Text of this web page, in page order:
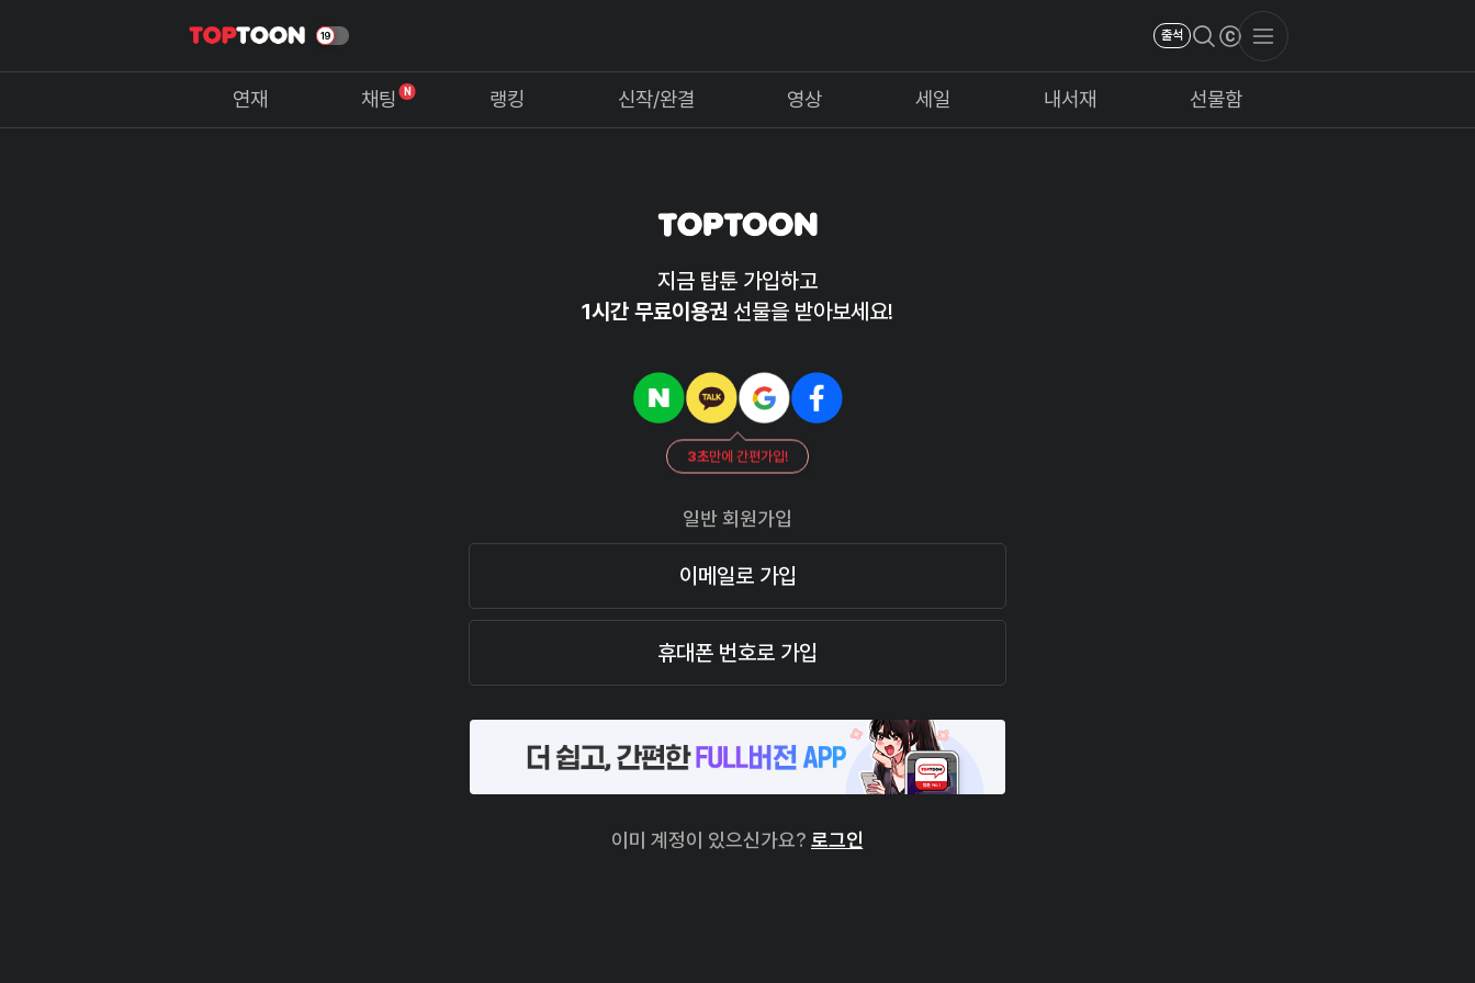
출석
연재 채팅 N 랭킹 신작/완결 영상 세일 내서재 선물함
지금 탑툰 가입하고
1시간 무료이용권 선물을 받아보세요!
3초만에 간편가입!
일반 회원가입
이메일로 가입
휴대폰 번호로 가입
이미 계정이 있으신가요? 로그인